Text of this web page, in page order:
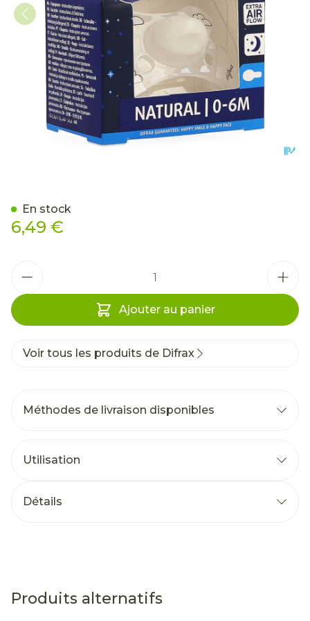
6,49 €
Ajouter au panier
En stock
Voir tous les produits de Difrax
Méthodes de livraison disponibles
Utilisation
Détails
Produits alternatifs